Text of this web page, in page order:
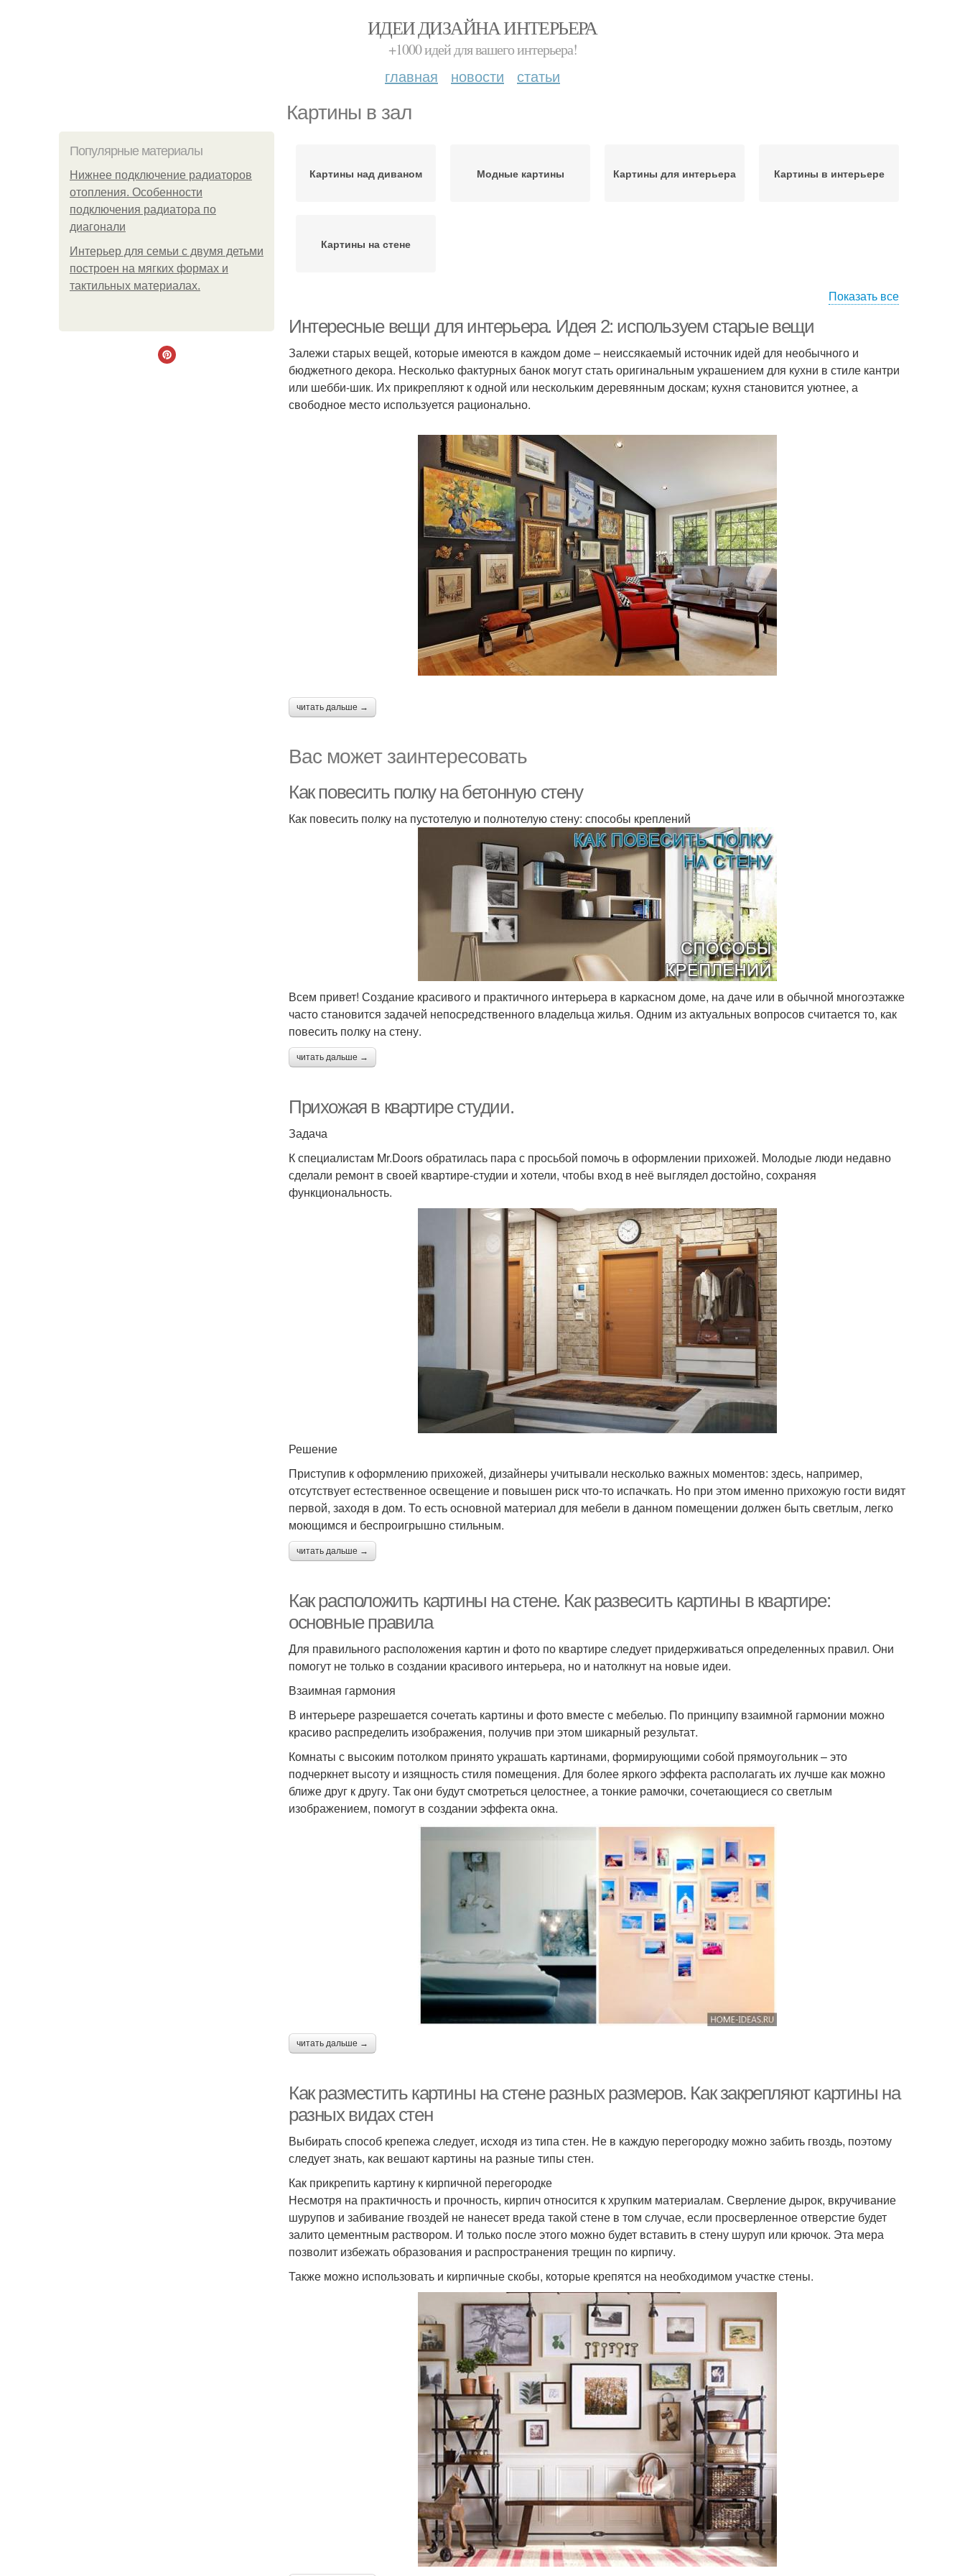
ИДЕИ ДИЗАЙНА ИНТЕРЬЕРА
+1000 идей для вашего интерьера!
главная новости статьи
Картины в зал
Популярные материалы
Нижнее подключение радиаторов
отопления. Особенности
подключения радиатора по
диагонали
Интерьер для семьи с двумя детьми
построен на мягких формах и
тактильных материалах.
Картины над диваном Модные картины Картины для интерьера Картины в интерьере
Картины на стене
Показать все
Интересные вещи для интерьера. Идея 2: используем старые вещи
Залежи старых вещей, которые имеются в каждом доме – неиссякаемый источник идей для необычного и
бюджетного декора. Несколько фактурных банок могут стать оригинальным украшением для кухни в стиле кантри
или шебби-шик. Их прикрепляют к одной или нескольким деревянным доскам; кухня становится уютнее, а
свободное место используется рационально.
читать дальше →
Вас может заинтересовать
Как повесить полку на бетонную стену
Как повесить полку на пустотелую и полнотелую стену: способы креплений
Всем привет! Создание красивого и практичного интерьера в каркасном доме, на даче или в обычной многоэтажке
часто становится задачей непосредственного владельца жилья. Одним из актуальных вопросов считается то, как
повесить полку на стену.
читать дальше →
Прихожая в квартире студии.
Задача
К специалистам Mr.Doors обратилась пара с просьбой помочь в оформлении прихожей. Молодые люди недавно
сделали ремонт в своей квартире-студии и хотели, чтобы вход в неё выглядел достойно, сохраняя
функциональность.
Решение
Приступив к оформлению прихожей, дизайнеры учитывали несколько важных моментов: здесь, например,
отсутствует естественное освещение и повышен риск что-то испачкать. Но при этом именно прихожую гости видят
первой, заходя в дом. То есть основной материал для мебели в данном помещении должен быть светлым, легко
моющимся и беспроигрышно стильным.
читать дальше →
Как расположить картины на стене. Как развесить картины в квартире:
основные правила
Для правильного расположения картин и фото по квартире следует придерживаться определенных правил. Они
помогут не только в создании красивого интерьера, но и натолкнут на новые идеи.
Взаимная гармония
В интерьере разрешается сочетать картины и фото вместе с мебелью. По принципу взаимной гармонии можно
красиво распределить изображения, получив при этом шикарный результат.
Комнаты с высоким потолком принято украшать картинами, формирующими собой прямоугольник – это
подчеркнет высоту и изящность стиля помещения. Для более яркого эффекта располагать их лучше как можно
ближе друг к другу. Так они будут смотреться целостнее, а тонкие рамочки, сочетающиеся со светлым
изображением, помогут в создании эффекта окна.
читать дальше →
Как разместить картины на стене разных размеров. Как закрепляют картины на
разных видах стен
Выбирать способ крепежа следует, исходя из типа стен. Не в каждую перегородку можно забить гвоздь, поэтому
следует знать, как вешают картины на разные типы стен.
Как прикрепить картину к кирпичной перегородке
Несмотря на практичность и прочность, кирпич относится к хрупким материалам. Сверление дырок, вкручивание
шурупов и забивание гвоздей не нанесет вреда такой стене в том случае, если просверленное отверстие будет
залито цементным раствором. И только после этого можно будет вставить в стену шуруп или крючок. Эта мера
позволит избежать образования и распространения трещин по кирпичу.
Также можно использовать и кирпичные скобы, которые крепятся на необходимом участке стены.